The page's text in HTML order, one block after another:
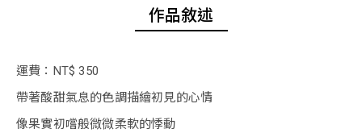
作品敘述
運費：NT$ 350
帶著酸甜氣息的色調描繪初見的心情
像果實初嚐般微微柔軟的悸動